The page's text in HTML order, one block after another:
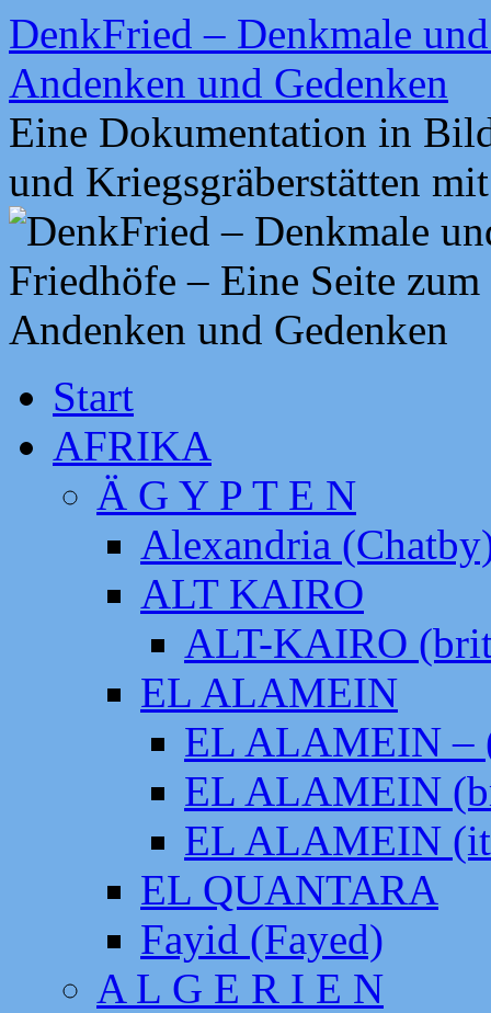
Zum
Inhalt
springen
DenkFried – Denkmale
Andenken und Gedenken
Eine Dokumentation in
und Kriegsgräberstätten
Start
AFRIKA
Ä G Y P T E N
Alexandria
ALT KAIRO
ALT-KAIRO
EL ALAMEIN
EL ALAMEIN –
EL ALAMEIN
EL ALAMEIN
EL QUANTARA
Fayid (Fayed)
A L G E R I E N